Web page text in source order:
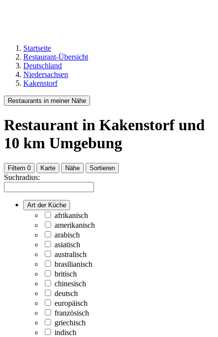
Startseite
Restaurant-Übersicht
Deutschland
Niedersachsen
Kakenstorf
Restaurants in meiner Nähe
Restaurant in Kakenstorf und
10 km Umgebung
Filtern 0 Karte Nähe Sortieren
Suchradius:
Art der Küche
afrikanisch
amerikanisch
arabisch
asiatisch
australisch
brasilianisch
britisch
chinesisch
deutsch
europäisch
französisch
griechisch
indisch